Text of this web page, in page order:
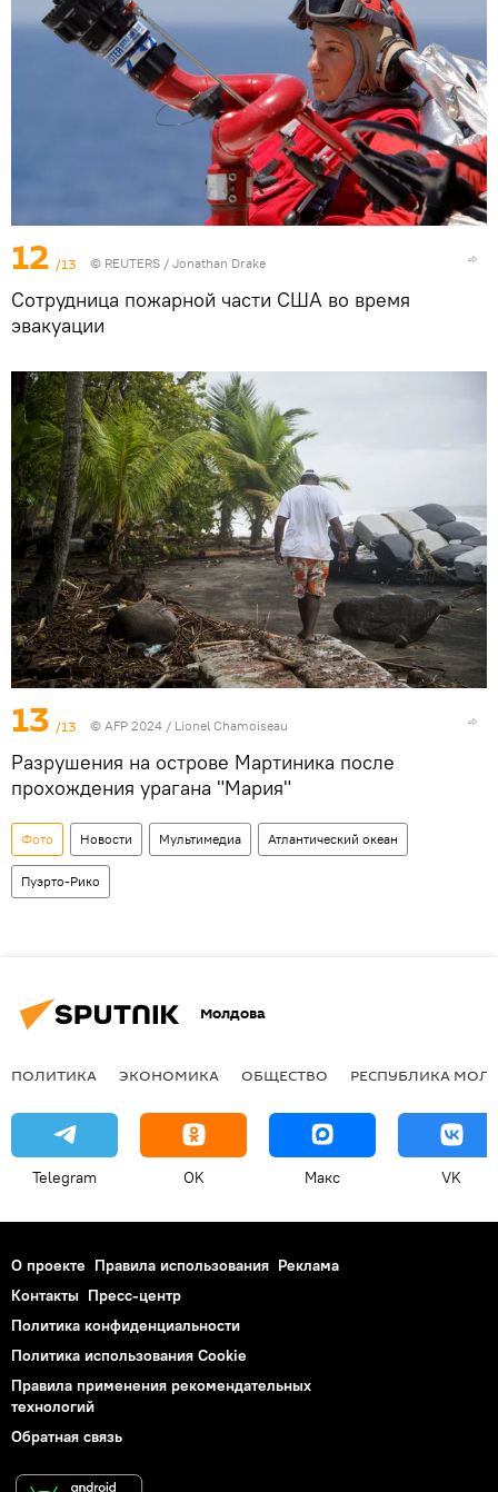
12 /13 © REUTERS / Jonathan Drake
Сотрудница пожарной части США во время
эвакуации
13 /13 © AFP 2024 / Lionel Chamoiseau
Разрушения на острове Мартиника после
прохождения урагана "Мария"
Фото Новости Мультимедиа Атлантический океан
Пуэрто-Рико
Молдова
ПОЛИТИКА ЭКОНОМИКА ОБЩЕСТВО РЕСПУБЛИКА
Telegram OK Макс VK
О проекте Правила использования Реклама
Контакты Пресс-центр
Политика конфиденциальности
Политика использования Cookie
Правила применения рекомендательных
технологий
Обратная связь